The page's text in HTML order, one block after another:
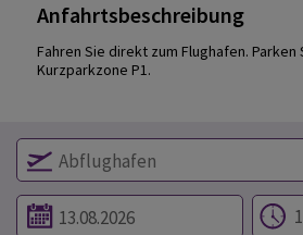
Anfahrtsbeschreibung
Fahren Sie direkt zum Flughafen. Parken
Kurzparkzone P1.